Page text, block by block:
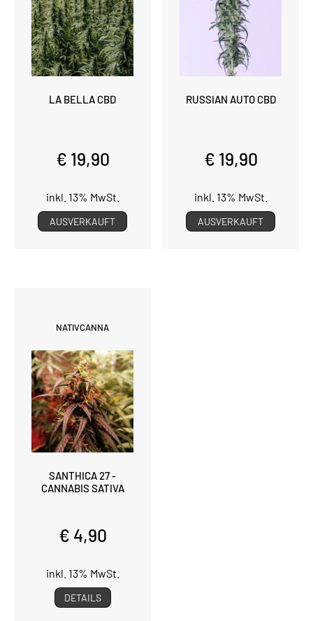
LA BELLA CBD
€ 19,90
inkl. 13% MwSt.
AUSVERKAUFT
RUSSIAN AUTO CBD
€ 19,90
inkl. 13% MwSt.
AUSVERKAUFT
NATIVCANNA
SANTHICA 27 -
CANNABIS SATIVA
€ 4,90
inkl. 13% MwSt.
DETAILS